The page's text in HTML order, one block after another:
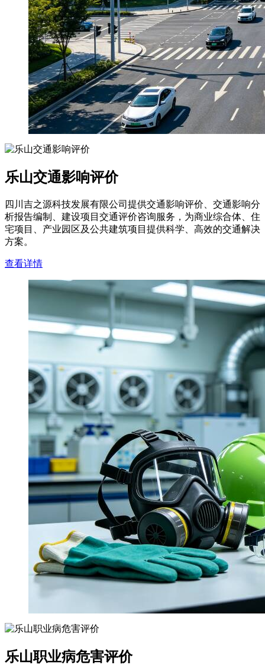
乐山交通影响评价
四川吉之源科技发展有限公司提供交通影响评价、交通影响分
析报告编制、建设项目交通评价咨询服务，为商业综合体、住
宅项目、产业园区及公共建筑项目提供科学、高效的交通解决
方案。
查看详情
乐山职业病危害评价